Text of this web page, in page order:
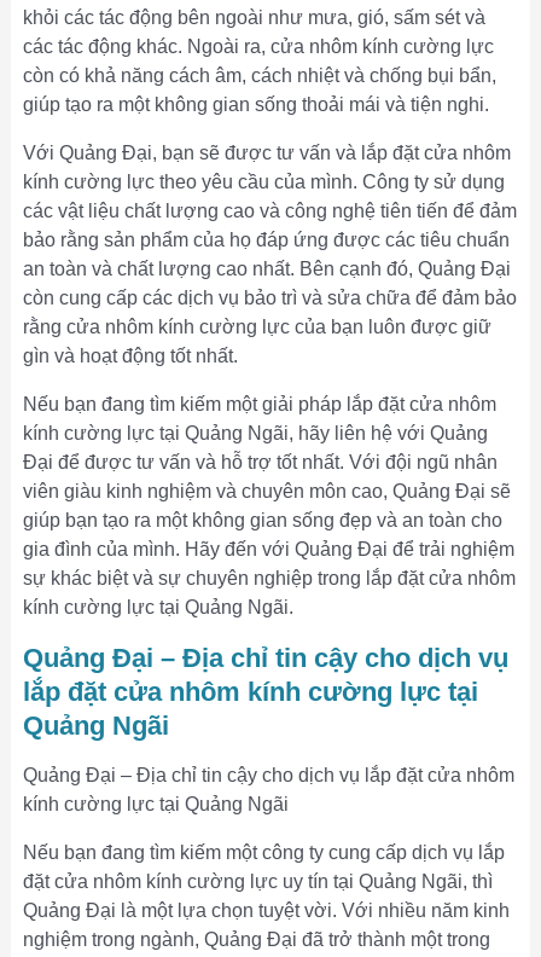
khỏi các tác động bên ngoài như mưa, gió, sấm sét và
các tác động khác. Ngoài ra, cửa nhôm kính cường lực
còn có khả năng cách âm, cách nhiệt và chống bụi bẩn,
giúp tạo ra một không gian sống thoải mái và tiện nghi.
Với Quảng Đại, bạn sẽ được tư vấn và lắp đặt cửa nhôm
kính cường lực theo yêu cầu của mình. Công ty sử dụng
các vật liệu chất lượng cao và công nghệ tiên tiến để đảm
bảo rằng sản phẩm của họ đáp ứng được các tiêu chuẩn
an toàn và chất lượng cao nhất. Bên cạnh đó, Quảng Đại
còn cung cấp các dịch vụ bảo trì và sửa chữa để đảm bảo
rằng cửa nhôm kính cường lực của bạn luôn được giữ
gìn và hoạt động tốt nhất.
Nếu bạn đang tìm kiếm một giải pháp lắp đặt cửa nhôm
kính cường lực tại Quảng Ngãi, hãy liên hệ với Quảng
Đại để được tư vấn và hỗ trợ tốt nhất. Với đội ngũ nhân
viên giàu kinh nghiệm và chuyên môn cao, Quảng Đại sẽ
giúp bạn tạo ra một không gian sống đẹp và an toàn cho
gia đình của mình. Hãy đến với Quảng Đại để trải nghiệm
sự khác biệt và sự chuyên nghiệp trong lắp đặt cửa nhôm
kính cường lực tại Quảng Ngãi.
Quảng Đại – Địa chỉ tin cậy cho dịch vụ
lắp đặt cửa nhôm kính cường lực tại
Quảng Ngãi
Quảng Đại – Địa chỉ tin cậy cho dịch vụ lắp đặt cửa nhôm
kính cường lực tại Quảng Ngãi
Nếu bạn đang tìm kiếm một công ty cung cấp dịch vụ lắp
đặt cửa nhôm kính cường lực uy tín tại Quảng Ngãi, thì
Quảng Đại là một lựa chọn tuyệt vời. Với nhiều năm kinh
nghiệm trong ngành, Quảng Đại đã trở thành một trong